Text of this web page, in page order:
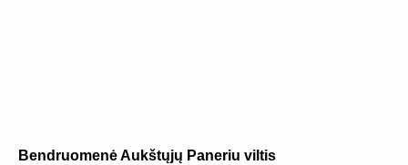
Bendruomenė Aukštųjų Paneriu viltis